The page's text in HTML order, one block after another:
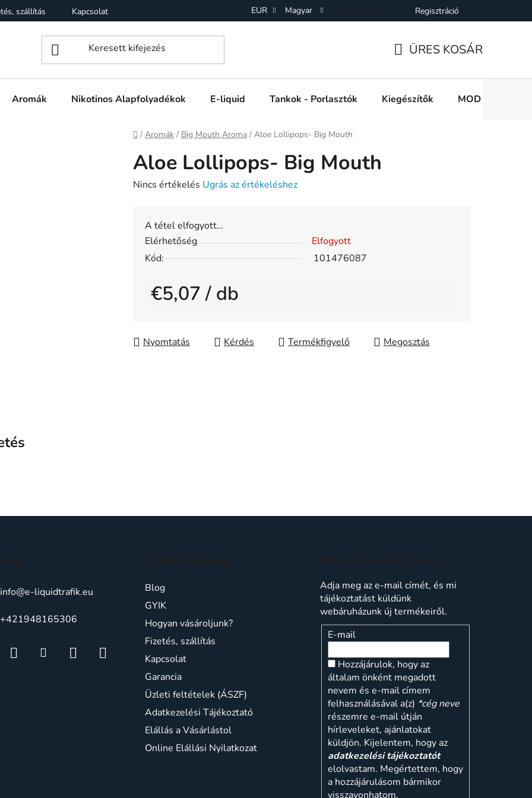
szállítás Kapcsolat Üzleti feltételek (ÁSZF) Adatkezelési Tájékoztató Elállás a Vásárlástol
EUR Magyar Regisztráció
ÜRES KOSÁR
Aromák Nikotinos Alapfolyadékok E-liquid Tankok - Porlasztók Kiegészítők MOD e cigi
Kezdőlap
/ Aromák / Big Mouth Aroma / Aloe Lollipops- Big Mouth
Aloe Lollipops- Big Mouth
A
értékelése
ből
csillag.
Nincs értékelés Ugrás az értékeléshez
A tétel elfogyott…
Elérhetőség
Elfogyott
Kód:
101476087
€5,07/ db
Nyomtatás Kérdés Megosztás
info@e-liquidtrafik.eu
+421948165306
Blog
GYIK
Hogyan vásároljunk?
Fizetés, szállítás
Kapcsolat
Garancia
Üzleti feltételek (ÁSZF)
Adatkezelési Tájékoztató
Elállás a Vásárlástol
Online Elállási Nyilatkozat
Adja meg az e-mail címét, és mi
tájékoztatást küldünk
webáruházunk új termékeiről.
E-mail
Hozzájárulok, hogy az
általam önként megadott
nevem és e-mail címem
felhasználásával a(z) *cég neve
részemre e-mail útján
hírleveleket, ajánlatokat
küldjön. Kijelentem, hogy az
adatkezelési tájékoztatót
elolvastam. Megértettem, hogy
a hozzájárulásom bármikor
visszavonhatom.